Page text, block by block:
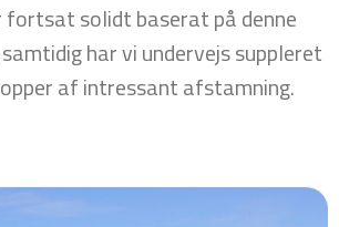
solidt baserat på denne
har vi undervejs suppleret
af intressant afstamning.